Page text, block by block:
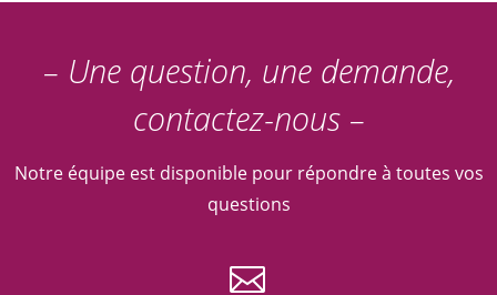
– Une question, une demande,
contactez-nous –
Notre équipe est disponible pour répondre à toutes vos
questions